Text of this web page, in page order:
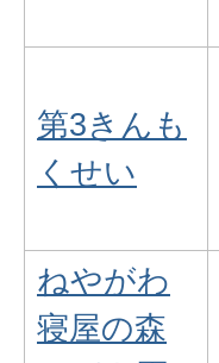
第3きんも
くせい
ねやがわ
寝屋の森